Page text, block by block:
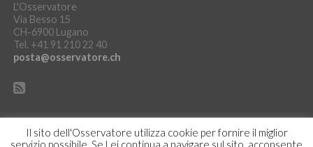
L'Osservatore
Via Besso 15
CH-6900 Lugano
Tel. +41 91 210 22 40
posta@osservatore.ch
Il sito dell'Osservatore utilizza cookie per fornire il miglior
servizio possibile. Se Lei continua a navigare sul sito, acconsente